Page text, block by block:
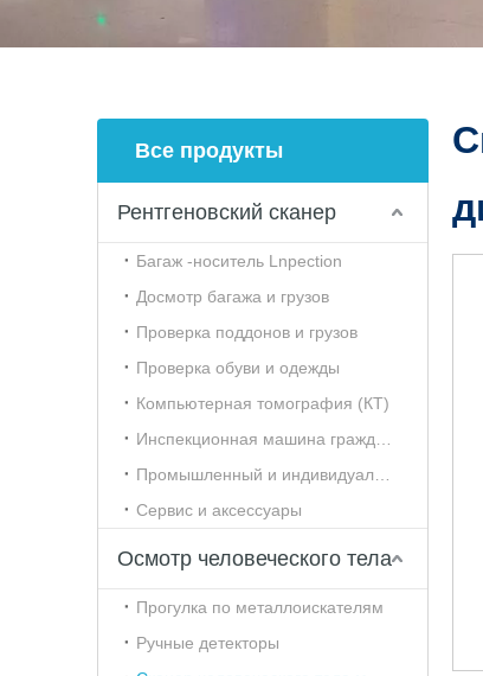
Все продукты
Рентгеновский сканер
Багаж -носитель Lnpection
Досмотр багажа и грузов
Проверка поддонов и грузов
Проверка обуви и одежды
Компьютерная томография (КТ)
Сервис и аксессуары
Осмотр человеческого тела
Прогулка по металлоискателям
Ручные детекторы